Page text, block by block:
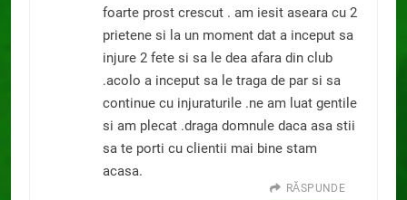
foarte prost crescut . am iesit aseara cu 2
prietene si la un moment dat a inceput sa
injure 2 fete si sa le dea afara din club
.acolo a inceput sa le traga de par si sa
continue cu injuraturile .ne am luat gentile
si am plecat .draga domnule daca asa stii
sa te porti cu clientii mai bine stam
acasa.
RĂSPUNDE